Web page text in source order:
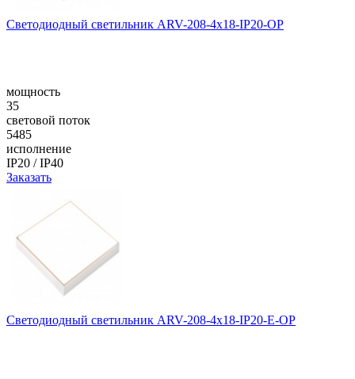
Светодиодный светильник ARV-208-4x18-IP20-OP
мощность
35
световой поток
5485
исполнение
IP20 / IP40
Заказать
Светодиодный светильник ARV-208-4x18-IP20-E-OP